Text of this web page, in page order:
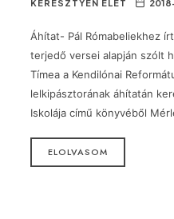
KERESZTYÉN ÉLET
Áhítat- Pál Rómabeliekhez
terjedő versei alapján szólt
Tímea a Kendilónai
lelkipásztorának áhítatán
Iskolája című könyvéből
ELOLVASOM